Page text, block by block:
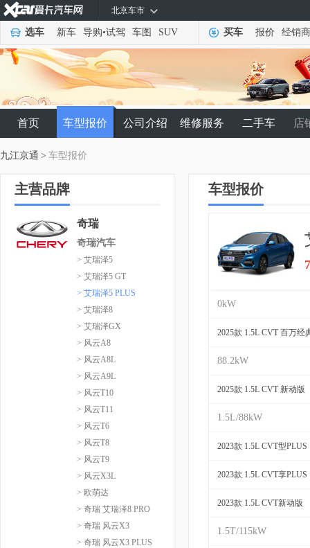
北京车市
选车 新车 导购•试驾 车图 SUV 买车 报价 经销商
首页 车型报价 公司介绍 维修服务 二手车 店
九江京通 > 车型报价
主营品牌
奇瑞
奇瑞汽车
> 艾瑞泽5
> 艾瑞泽5 GT
> 艾瑞泽5 PLUS
> 艾瑞泽8
> 艾瑞泽GX
> 风云A8
> 风云A8L
> 风云A9L
> 风云T10
> 风云T11
> 风云T6
> 风云T8
> 风云T9
> 风云X3L
> 欧萌达
> 奇瑞 艾瑞泽8 PRO
> 奇瑞 风云X3
> 奇瑞 风云X3 PLUS
车型报价
0kW
2025款 1.5L CVT 百万经
88.2kW
2025款 1.5L CVT 新动版
1.5L/88kW
2023款 1.5L CVT型PLUS
2023款 1.5L CVT享PLUS
2023款 1.5L CVT新动版
1.5T/115kW